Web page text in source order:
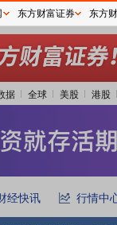
据 全球 美股 港股
经快讯 行情中
东方财富证券 东方